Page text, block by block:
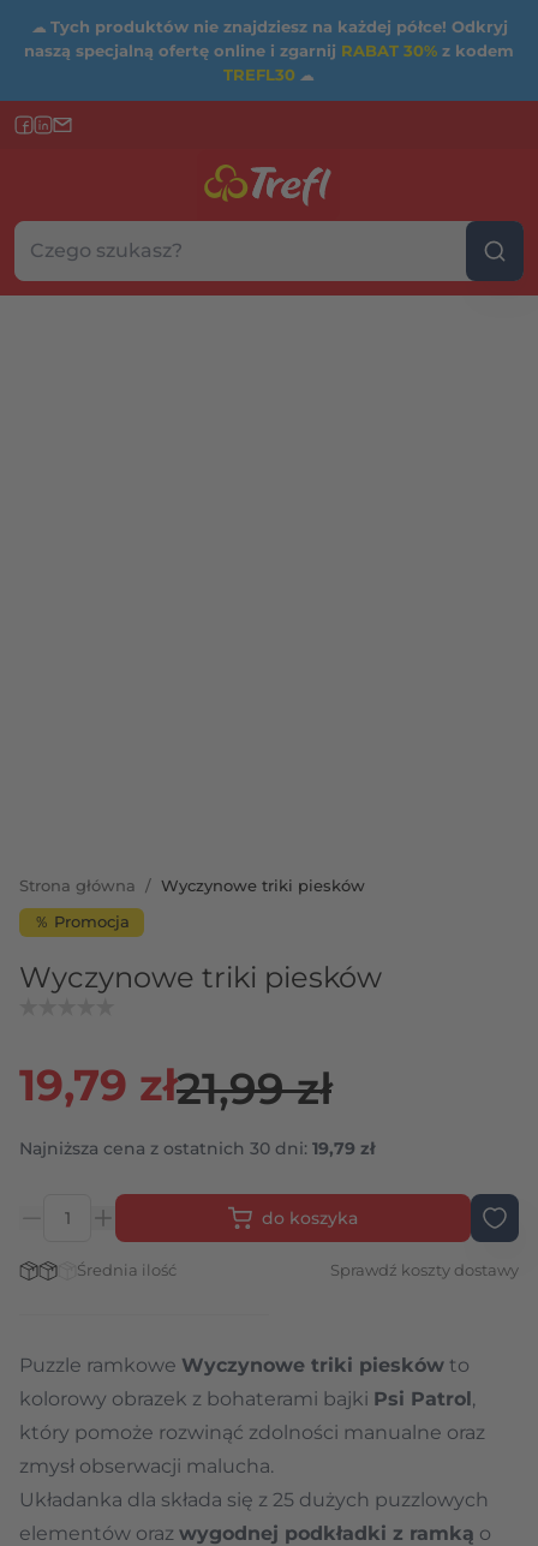
☁ Tych produktów nie znajdziesz na każdej półce! Odkryj
naszą specjalną ofertę online i zgarnij RABAT 30% z kodem
TREFL30 ☁
Szukaj w sklepie...
Wybierz kategorię
Strona główna / Wyczynowe triki piesków
％ Promocja
Wyczynowe triki piesków
21,99 zł
19,79 zł
Najniższa cena z ostatnich 30 dni: 19,79 zł
do koszyka
Stan magazynowy:
Średnia ilość Sprawdź koszty dostawy
Puzzle ramkowe Wyczynowe triki piesków to
kolorowy obrazek z bohaterami bajki Psi Patrol,
który pomoże rozwinąć zdolności manualne oraz
zmysł obserwacji malucha.
Układanka dla składa się z 25 dużych puzzlowych
elementów oraz wygodnej podkładki z ramką o